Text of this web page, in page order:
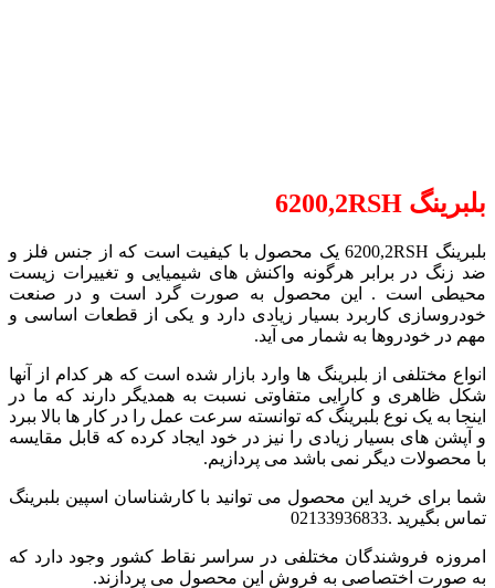
بلبرینگ 6200,2RSH
بلبرینگ 6200,2RSH یک محصول با کیفیت است که از جنس فلز و
ضد زنگ در برابر هرگونه واکنش های شیمیایی و تغییرات زیست
محیطی است . این محصول به صورت گرد است و در صنعت
خودروسازی کاربرد بسیار زیادی دارد و یکی از قطعات اساسی و
مهم در خودروها به شمار می آید.
انواع مختلفی از بلبرینگ ها وارد بازار شده است که هر کدام از آنها
شکل ظاهری و کارایی متفاوتی نسبت به همدیگر دارند که ما در
اینجا به یک نوع بلبرینگ که توانسته سرعت عمل را در کار ها بالا ببرد
و آپشن های بسیار زیادی را نیز در خود ایجاد کرده که قابل مقایسه
با محصولات دیگر نمی باشد می پردازیم.
شما برای خرید این محصول می توانید با کارشناسان اسپین بلبرینگ
تماس بگیرید .02133936833
امروزه فروشندگان مختلفی در سراسر نقاط کشور وجود دارد که
به صورت اختصاصی به فروش این محصول می پردازند.